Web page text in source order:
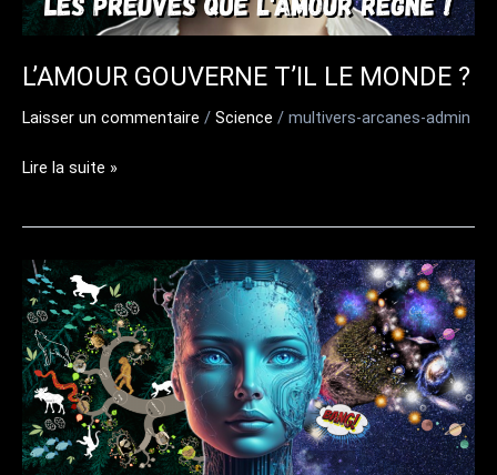
L’AMOUR GOUVERNE T’IL LE MONDE ?
Laisser un commentaire / Science / multivers-arcanes-admin
L’AMOUR
MONDE
?
Lire la suite »